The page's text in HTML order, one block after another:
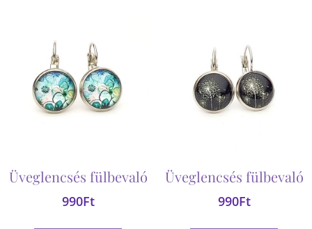
Üveglencsés fülbevaló
990Ft
Üveglencsés fülbevaló
990Ft